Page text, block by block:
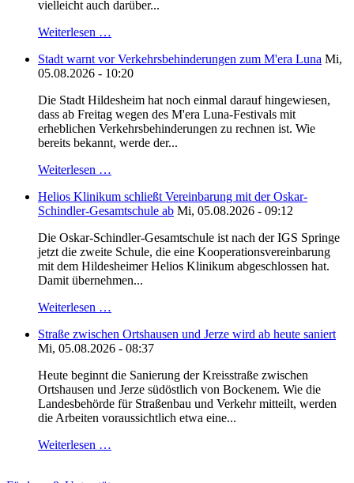
vielleicht auch darüber...
Weiterlesen …
Stadt warnt vor Verkehrsbehinderungen zum M'era Luna Mi,
05.08.2026 - 10:20
Die Stadt Hildesheim hat noch einmal darauf hingewiesen,
dass ab Freitag wegen des M'era Luna-Festivals mit
erheblichen Verkehrsbehinderungen zu rechnen ist. Wie
bereits bekannt, werde der...
Weiterlesen …
Helios Klinikum schließt Vereinbarung mit der Oskar-
Schindler-Gesamtschule ab Mi, 05.08.2026 - 09:12
Die Oskar-Schindler-Gesamtschule ist nach der IGS Springe
jetzt die zweite Schule, die eine Kooperationsvereinbarung
mit dem Hildesheimer Helios Klinikum abgeschlossen hat.
Damit übernehmen...
Weiterlesen …
Straße zwischen Ortshausen und Jerze wird ab heute saniert
Mi, 05.08.2026 - 08:37
Heute beginnt die Sanierung der Kreisstraße zwischen
Ortshausen und Jerze südöstlich von Bockenem. Wie die
Landesbehörde für Straßenbau und Verkehr mitteilt, werden
die Arbeiten voraussichtlich etwa eine...
Weiterlesen …